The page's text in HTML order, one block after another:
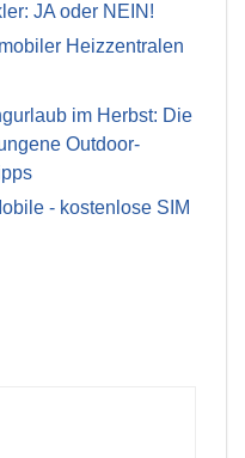
JA oder NEIN!
Heizzentralen
im Herbst: Die
Outdoor-
- kostenlose SIM